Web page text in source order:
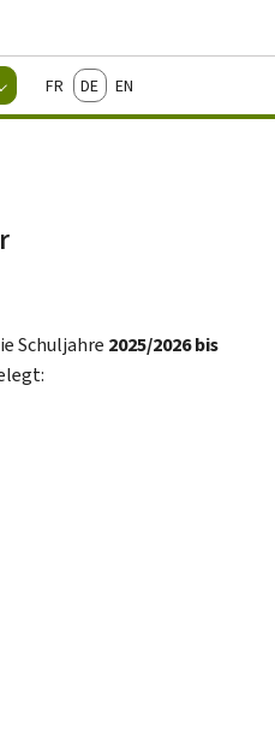
FrançaisDeutschEnglish
Schuljahre 2025/2026 bis